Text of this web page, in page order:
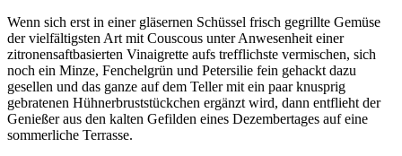
Wenn sich erst in einer gläsernen Schüssel frisch gegrillte Gemüse
der vielfältigsten Art mit Couscous unter Anwesenheit einer
zitronensaftbasierten Vinaigrette aufs trefflichste vermischen, sich
noch ein Minze, Fenchelgrün und Petersilie fein gehackt dazu
gesellen und das ganze auf dem Teller mit ein paar knusprig
gebratenen Hühnerbruststückchen ergänzt wird, dann entflieht der
Genießer aus den kalten Gefilden eines Dezembertages auf eine
sommerliche Terrasse.